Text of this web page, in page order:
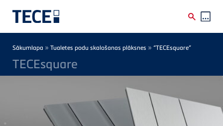
Breadcrumb
Sākumlapa » Tualetes podu skalošanas plāksnes » “TECEsquare”
TECEsquare